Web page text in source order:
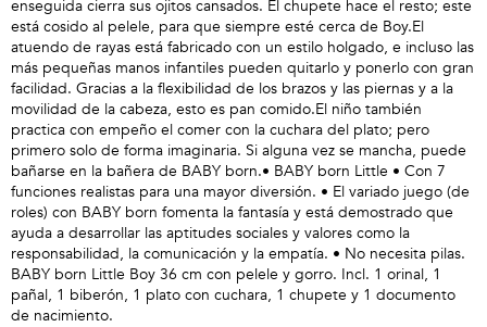
enseguida cierra sus ojitos cansados. El chupete hace el resto; este
está cosido al pelele, para que siempre esté cerca de Boy.El
atuendo de rayas está fabricado con un estilo holgado, e incluso las
más pequeñas manos infantiles pueden quitarlo y ponerlo con gran
facilidad. Gracias a la flexibilidad de los brazos y las piernas y a la
movilidad de la cabeza, esto es pan comido.El niño también
practica con empeño el comer con la cuchara del plato; pero
primero solo de forma imaginaria. Si alguna vez se mancha, puede
bañarse en la bañera de BABY born.• BABY born Little • Con 7
funciones realistas para una mayor diversión. • El variado juego (de
roles) con BABY born fomenta la fantasía y está demostrado que
ayuda a desarrollar las aptitudes sociales y valores como la
responsabilidad, la comunicación y la empatía. • No necesita pilas.
BABY born Little Boy 36 cm con pelele y gorro. Incl. 1 orinal, 1
pañal, 1 biberón, 1 plato con cuchara, 1 chupete y 1 documento
de nacimiento.